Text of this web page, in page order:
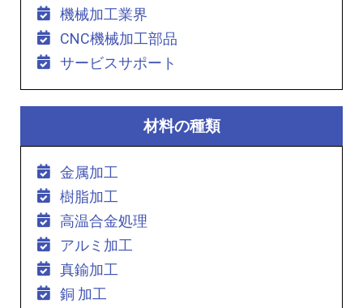
機械加工業界
CNC機械加工部品
サービスサポート
材料の種類
金属加工
樹脂加工
高温合金処理
アルミ加工
真鍮加工
銅 加工